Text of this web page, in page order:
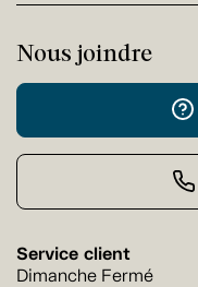
Nous joindre
Service client
Dimanche Fermé